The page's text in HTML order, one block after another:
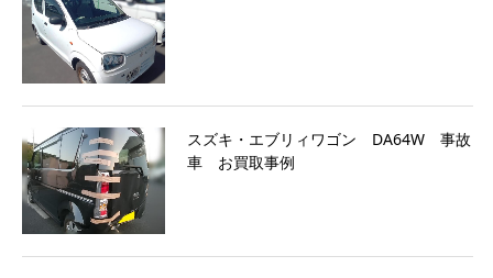
スズキ・エブリィワゴン DA64W 事故
車 お買取事例